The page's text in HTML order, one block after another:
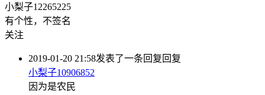
小梨子12265225
有个性，不签名
关注
2019-01-20 21:58发表了一条回复回复
小梨子10906852
因为是农民